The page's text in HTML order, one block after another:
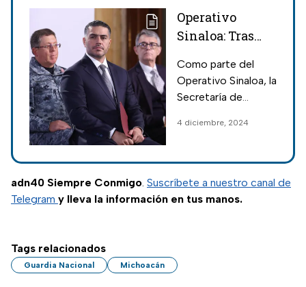
Operativo
Sinaloa: Tras
fentanilo,
Harfuch
Culiacán para
delincuencia
Como parte del
Operativo Sinaloa, la
Secretaría de
el arresto de "El
buscado por EUA y
con orden de
extradición.
4 diciembre, 2024
adn40 Siempre Conmigo. Suscríbete a nuestro canal de
Telegram y lleva la información en tus manos.
Tags relacionados
Guardia Nacional Michoacán